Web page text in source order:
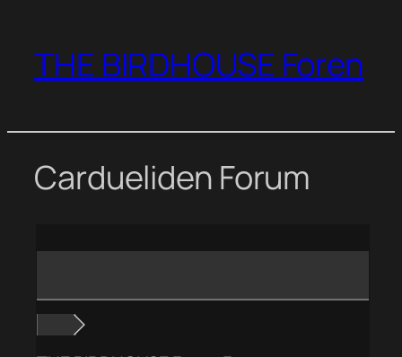
springen
THE BIRDHOUSE Foren
Cardueliden Forum